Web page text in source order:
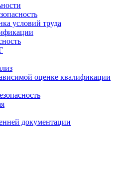
условий труда
оценке квалификации
документации